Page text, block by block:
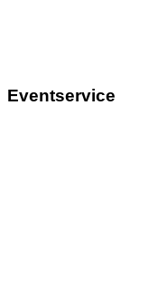
Eventservice